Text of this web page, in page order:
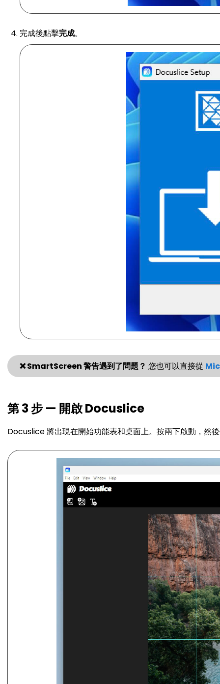
完成後點擊完成。
❌ SmartScreen 警告遇到了問題？ 您也可以直接從
第 3 步 — 開啟 Docuslice
Docuslice 將出現在開始功能表和桌面上。按兩下啟動，然